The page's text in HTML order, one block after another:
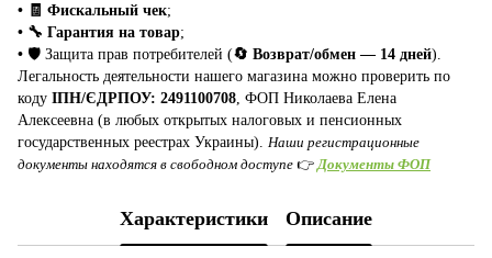
• 🧾 Фискальный чек;
• 🔧 Гарантия на товар;
• 🛡️ Защита прав потребителей (🔄 Возврат/обмен — 14 дней).
Легальность деятельности нашего магазина можно проверить по
коду ІПН/ЄДРПОУ: 2491100708 , ФОП Николаева Елена
Алексеевна (в любых открытых налоговых и пенсионных
государственных реестрах Украины). Наши регистрационные
документы находятся в свободном доступе 👉 Документы ФОП
Характеристики Описание